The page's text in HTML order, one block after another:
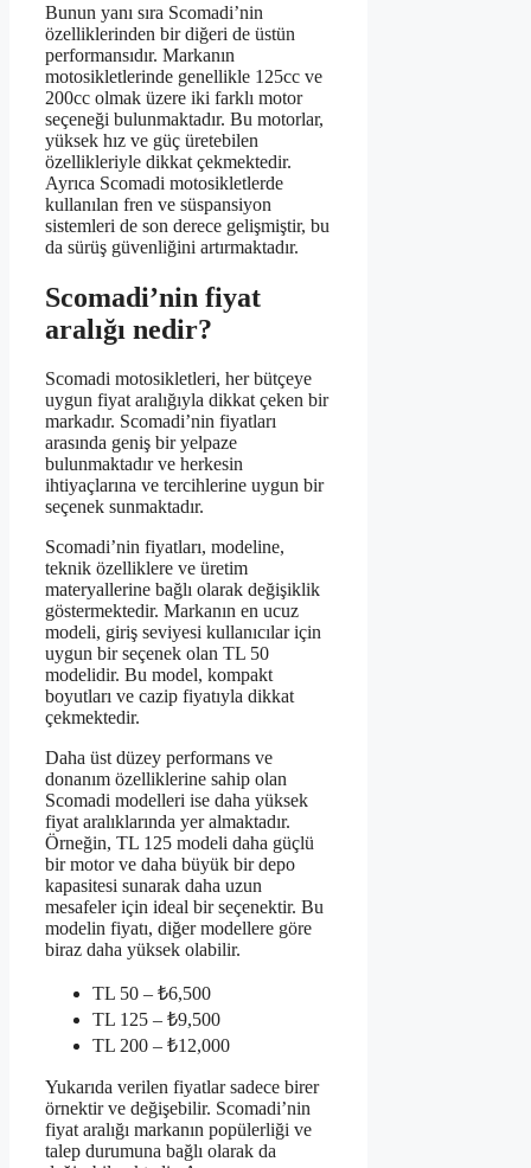
Bunun yanı sıra Scomadi’nin
özelliklerinden bir diğeri de üstün
performansıdır. Markanın
motosikletlerinde genellikle 125cc ve
200cc olmak üzere iki farklı motor
seçeneği bulunmaktadır. Bu motorlar,
yüksek hız ve güç üretebilen
özellikleriyle dikkat çekmektedir.
Ayrıca Scomadi motosikletlerde
kullanılan fren ve süspansiyon
sistemleri de son derece gelişmiştir, bu
da sürüş güvenliğini artırmaktadır.
Scomadi’nin fiyat
aralığı nedir?
Scomadi motosikletleri, her bütçeye
uygun fiyat aralığıyla dikkat çeken bir
markadır. Scomadi’nin fiyatları
arasında geniş bir yelpaze
bulunmaktadır ve herkesin
ihtiyaçlarına ve tercihlerine uygun bir
seçenek sunmaktadır.
Scomadi’nin fiyatları, modeline,
teknik özelliklere ve üretim
materyallerine bağlı olarak değişiklik
göstermektedir. Markanın en ucuz
modeli, giriş seviyesi kullanıcılar için
uygun bir seçenek olan TL 50
modelidir. Bu model, kompakt
boyutları ve cazip fiyatıyla dikkat
çekmektedir.
Daha üst düzey performans ve
donanım özelliklerine sahip olan
Scomadi modelleri ise daha yüksek
fiyat aralıklarında yer almaktadır.
Örneğin, TL 125 modeli daha güçlü
bir motor ve daha büyük bir depo
kapasitesi sunarak daha uzun
mesafeler için ideal bir seçenektir. Bu
modelin fiyatı, diğer modellere göre
biraz daha yüksek olabilir.
TL 50 – ₺6,500
TL 125 – ₺9,500
TL 200 – ₺12,000
Yukarıda verilen fiyatlar sadece birer
örnektir ve değişebilir. Scomadi’nin
fiyat aralığı markanın popülerliği ve
talep durumuna bağlı olarak da